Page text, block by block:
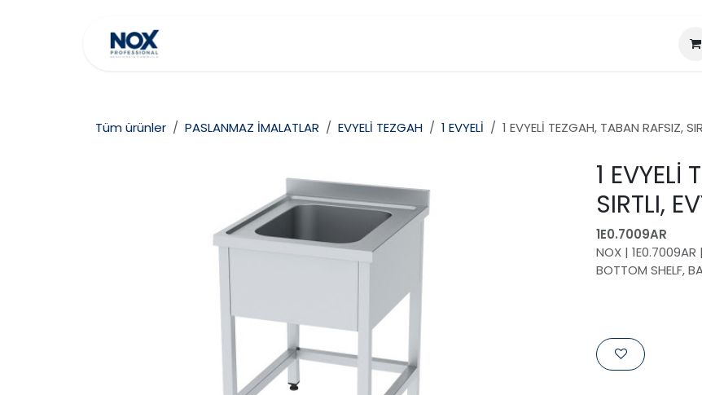
Tüm ürünler PASLANMAZ İMALATLAR EVYELİ TEZGAH 1 EVYELİ 1 EVYELİ TEZGAH, TABAN RAFSIZ,
1 EVYELİ
SIRTLI,
1E0.7009AR
NOX |
BOTTOM SHELF,